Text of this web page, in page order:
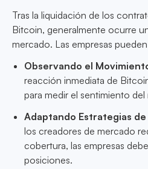
Tras la liquidación de los
Bitcoin, generalmente ocurre
mercado. Las empresas
Observando el
reacción inmediata de
para medir el sentimiento
Adaptando Estrategias
los creadores de mercado
cobertura, las empresas
posiciones.